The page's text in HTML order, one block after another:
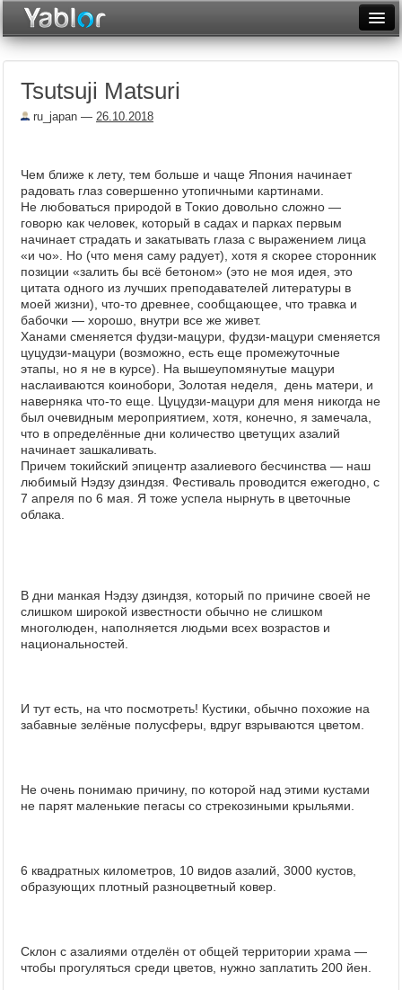
Архив
Фототоп
Видеотоп
Tsutsuji Matsuri
ru_japan — 26.10.2018
Чем ближе к лету, тем больше и чаще Япония начинает
радовать глаз совершенно утопичными картинами.
Не любоваться природой в Токио довольно сложно —
говорю как человек, который в садах и парках первым
начинает страдать и закатывать глаза с выражением лица
«и чо». Но (что меня саму радует), хотя я скорее сторонник
позиции «залить бы всё бетоном» (это не моя идея, это
цитата одного из лучших преподавателей литературы в
моей жизни), что-то древнее, сообщающее, что травка и
бабочки — хорошо, внутри все же живет.
Ханами сменяется фудзи-мацури, фудзи-мацури сменяется
цуцудзи-мацури (возможно, есть еще промежуточные
этапы, но я не в курсе). На вышеупомянутые мацури
наслаиваются коинобори, Золотая неделя, день матери, и
наверняка что-то еще. Цуцудзи-мацури для меня никогда не
был очевидным мероприятием, хотя, конечно, я замечала,
что в определённые дни количество цветущих азалий
начинает зашкаливать.
Причем токийский эпицентр азалиевого бесчинства — наш
любимый Нэдзу дзиндзя. Фестиваль проводится ежегодно, с
7 апреля по 6 мая. Я тоже успела нырнуть в цветочные
облака.
В дни манкая Нэдзу дзиндзя, который по причине своей не
слишком широкой известности обычно не слишком
многолюден, наполняется людьми всех возрастов и
национальностей.
И тут есть, на что посмотреть! Кустики, обычно похожие на
забавные зелёные полусферы, вдруг взрываются цветом.
Не очень понимаю причину, по которой над этими кустами
не парят маленькие пегасы со стрекозиными крыльями.
6 квадратных километров, 10 видов азалий, 3000 кустов,
образующих плотный разноцветный ковер.
Склон с азалиями отделён от общей территории храма —
чтобы прогуляться среди цветов, нужно заплатить 200 йен.